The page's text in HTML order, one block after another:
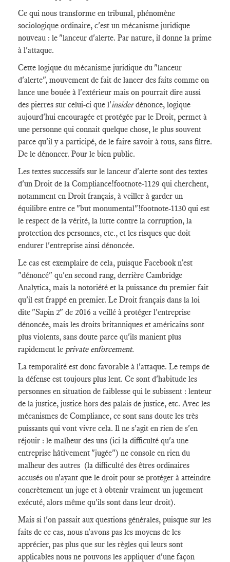
Ce qui nous transforme en tribunal, phénomène
sociologique ordinaire, c'est un mécanisme juridique
nouveau : le "lanceur d'alerte. Par nature, il donne la prime
à l'attaque.
Cette logique du mécanisme juridique du "lanceur
d'alerte", mouvement de fait de lancer des faits comme on
lance une bouée à l'extérieur mais on pourrait dire aussi
des pierres sur celui-ci que l'insiderdénonce, logique
aujourd'hui encouragée et protégée par le Droit, permet à
une personne qui connait quelque chose, le plus souvent
parce qu'il y a participé, de le faire savoir à tous, sans filtre.
De le dénoncer. Pour le bien public.
Les textes successifs sur le lanceur d'alerte sont des textes
d'un Droit de la Compliance!footnote-1129 qui cherchent,
notamment en Droit français, à veiller à garder un
équilibre entre ce "but monumental"!footnote-1130 qui est
le respect de la vérité, la lutte contre la corruption, la
protection des personnes, etc., et les risques que doit
endurer l'entreprise ainsi dénoncée.
Le cas est exemplaire de cela, puisque Facebook n'est
"dénoncé" qu'en second rang, derrière Cambridge
Analytica, mais la notoriété et la puissance du premier fait
qu'il est frappé en premier. Le Droit français dans la loi
dite "Sapin 2" de 2016 a veillé à protéger l'entreprise
dénoncée, mais les droits britanniques et américains sont
plus violents, sans doute parce qu'ils manient plus
rapidement le private enforcement.
La temporalité est donc favorable à l'attaque. Le temps de
la défense est toujours plus lent. Ce sont d'habitude les
personnes en situation de faiblesse qui le subissent : lenteur
de la justice, justice hors des palais de justice, etc. Avec les
mécanismes de Compliance, ce sont sans doute les très
puissants qui vont vivre cela. Il ne s'agit en rien de s'en
réjouir : le malheur des uns (ici la difficulté qu'a une
entreprise hâtivement "jugée") ne console en rien du
malheur des autres (la difficulté des êtres ordinaires
accusés ou n'ayant que le droit pour se protéger à atteindre
concrètement un juge et à obtenir vraiment un jugement
exécuté, alors même qu'ils sont dans leur droit).
Mais si l'on passait aux questions générales, puisque sur les
faits de ce cas, nous n'avons pas les moyens de les
apprécier, pas plus que sur les règles qui leurs sont
applicables nous ne pouvons les appliquer d'une façon